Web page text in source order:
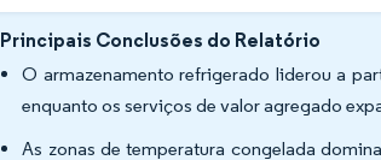
Principais Conclusões do Relatório
O armazenamento refrigerado liderou a
enquanto os serviços de valor agregado
As zonas de temperatura congelada